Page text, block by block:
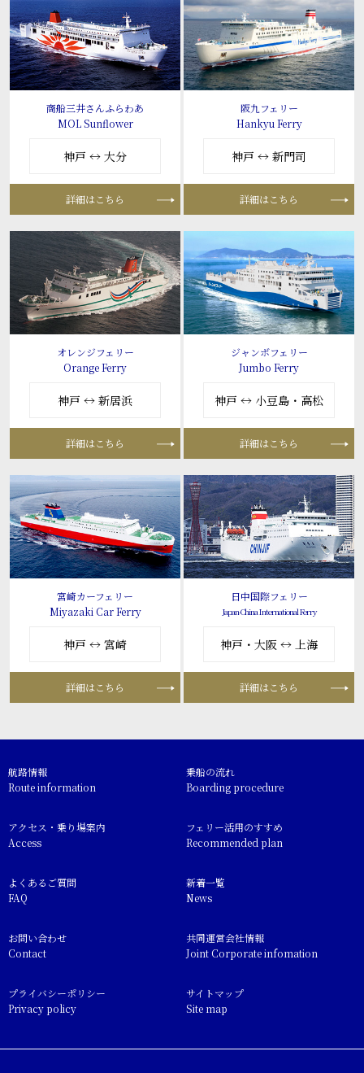
商船三井さんふらわあ
MOL Sunflower
神戸 ↔ 大分
詳細はこちら
阪九フェリー
Hankyu Ferry
神戸 ↔ 新門司
詳細はこちら
オレンジフェリー
Orange Ferry
神戸 ↔ 新居浜
詳細はこちら
ジャンボフェリー
Jumbo Ferry
神戸 ↔ 小豆島・高松
詳細はこちら
宮崎カーフェリー
Miyazaki Car Ferry
神戸 ↔ 宮崎
詳細はこちら
日中国際フェリー
Japan-China International Ferry
神戸・大阪 ↔ 上海
詳細はこちら
航路情報
Route information
乗船の流れ
Boarding procedure
アクセス・乗り場案内
Access
フェリー活用のすすめ
Recommended plan
よくあるご質問
FAQ
新着一覧
News
お問い合わせ
Contact
共同運営会社情報
Joint Corporate infomation
プライバシーポリシー
Privacy policy
サイトマップ
Site map